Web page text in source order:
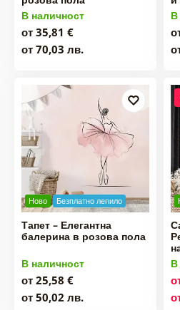
В наличност
от 35,81 €
от 70,03 лв.
В
Ново Безплатно лепило
Тапет – Елегантна
балерина в розова пола
В наличност
от 25,58 €
от 50,02 лв.
В